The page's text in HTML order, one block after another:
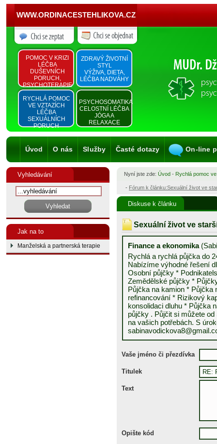
WWW.ORDINACESTEHLIKOVA.CZ
POMOC V KRIZI
LÉČBA
DUŠEVNÍCH
PORUCH,
PSYCHOTERAPIE
ZDRAVÝ ŽIVOTNÍ
STYL
VÝŽIVA, DIETA,
LÉČBA NADVÁHY
RYCHLÁ POMOC
VE VZTAZÍCH
LÉČBA
SEXUÁLNÍCH
PORUCH
PSYCHOSOMATIKA
CELOSTNÍ LÉČBA
JÓGA A
RELAXACE
Úvod O nás Služby Časté dotazy On-line
Vyhledávání
Jak na to
Manželská a partnerská terapie
Nyní jste zde: Úvod - Rychlá pomoc
- Fórum k článku:Sexuální život ve
Diskuse k článku
Sexuální život ve
Finance a ekonomika
Rychlá a rychlá půjčka do
Nabízíme výhodné řešení
Osobní půjčky *
Zemědělské půjčky *
Půjčka na kamion * Půjčka
refinancování * Rizikový
konsolidaci dluhu * Půjčka
půjčky . Půjčit si můžete
na vašich potřebách. S
Vaše jméno či přezdívka
Titulek
Text
Opište kód